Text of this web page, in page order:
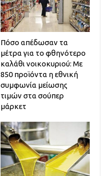
Πόσο απέδωσαν τα
μέτρα για το φθηνότερο
καλάθι νοικοκυριού: Με
850 προϊόντα η εθνική
συμφωνία μείωσης
τιμών στα σούπερ
μάρκετ